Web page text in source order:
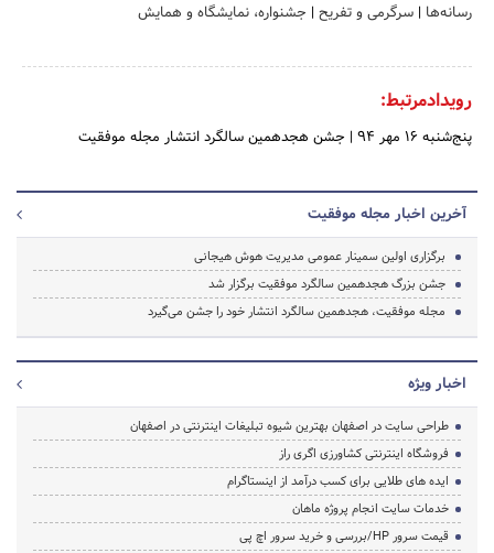
رسانه‌ها | سرگرمی و تفریح | جشنواره، نمایشگاه و همایش
رویدادمرتبط:
پنج‌شنبه 16 مهر 94 | جشن هجدهمین سالگرد انتشار مجله موفقیت
آخرین اخبار مجله موفقیت
برگزاری اولین سمینار عمومی مدیریت هوش هیجانی
جشن بزرگ هجدهمین سالگرد موفقیت برگزار شد
مجله موفقیت، هجدهمین سالگرد انتشار خود را جشن می‌گیرد
اخبار ویژه
طراحی سایت در اصفهان بهترین شیوه تبلیغات اینترنتی در اصفهان
فروشگاه اینترنتی کشاورزی اگری راز
ایده های طلایی برای کسب درآمد از اینستاگرام
خدمات سایت انجام پروژه ماهان
قیمت سرور HP/بررسی و خرید سرور اچ پی